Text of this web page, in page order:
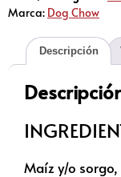
Marca: Dog Chow
Descripción
Maíz y/o